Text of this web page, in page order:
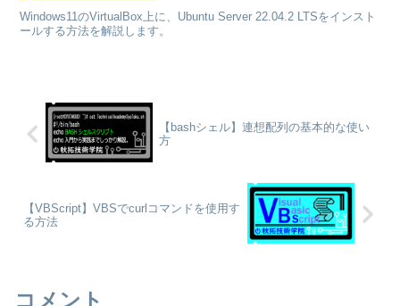
Windows11のVirtualBox上に、Ubuntu Server 22.04.2 LTSをインスト
ールする方法を解説します。
【bashシェル】連想配列の基本的な使い
方
【VBScript】VBSでcurlコマンドを使用す
る方法
コメント